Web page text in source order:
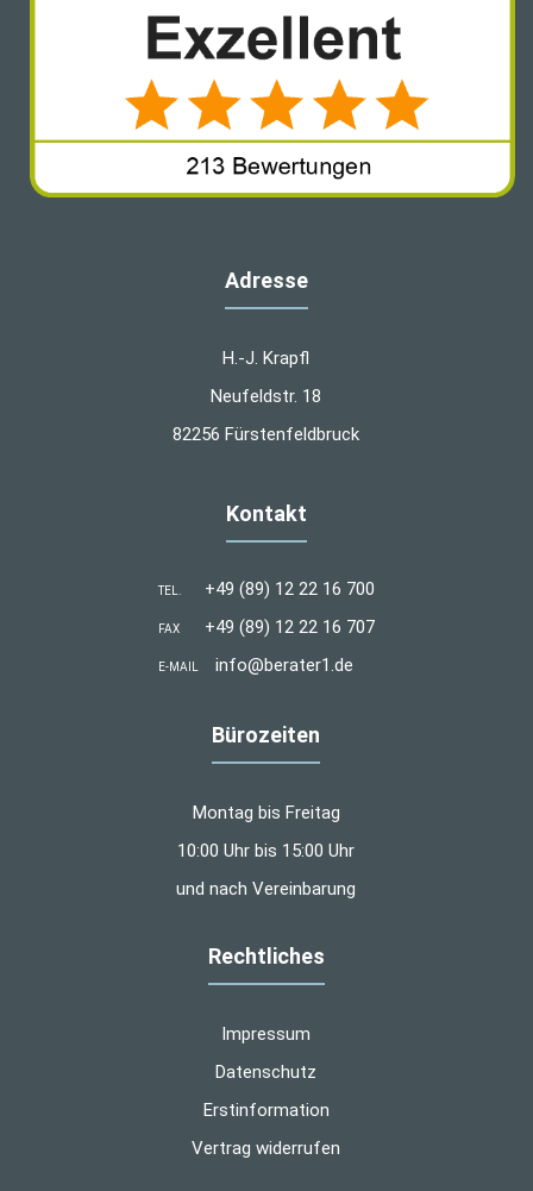
Adresse
H.-J. Krapfl
Neufeldstr. 18
82256 Fürstenfeldbruck
Kontakt
TEL. +49 (89) 12 22 16 700
FAX +49 (89) 12 22 16 707
E-MAIL info@berater1.de
Bürozeiten
Montag bis Freitag
10:00 Uhr bis 15:00 Uhr
und nach Vereinbarung
Rechtliches
Impressum
Datenschutz
Erstinformation
Vertrag widerrufen